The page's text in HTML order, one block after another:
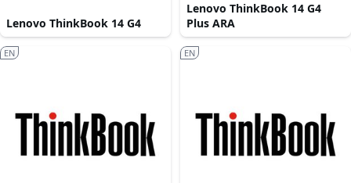
Lenovo ThinkBook 14 G4
Lenovo ThinkBook 14 G4
Plus ARA
EN EN